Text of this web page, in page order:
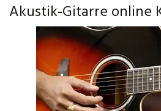
Akustik-Gitarre online